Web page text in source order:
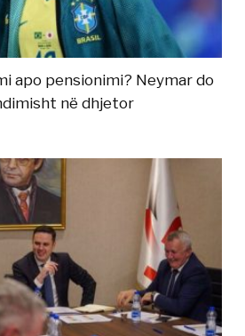
apo pensionimi? Neymar do
në dhjetor